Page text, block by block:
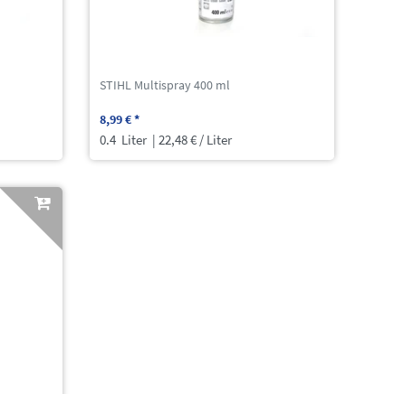
STIHL Multispray 400 ml
8,99 € *
0.4 Liter | 22,48 € / Liter